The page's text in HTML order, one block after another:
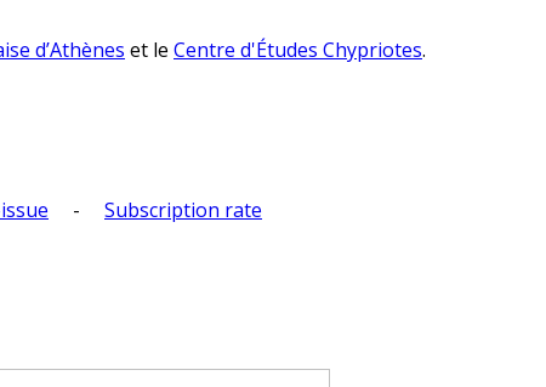
d’Athènes et le Centre d'Études Chypriotes.
- Subscription rate